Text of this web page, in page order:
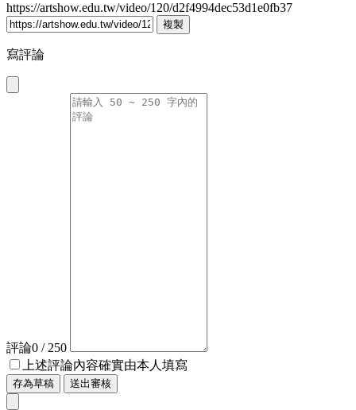
https://artshow.edu.tw/video/120/d2f4994dec53d1e0fb37
複製
寫評論
評論0 / 250
上述評論內容確實由本人填寫
存為草稿 送出審核